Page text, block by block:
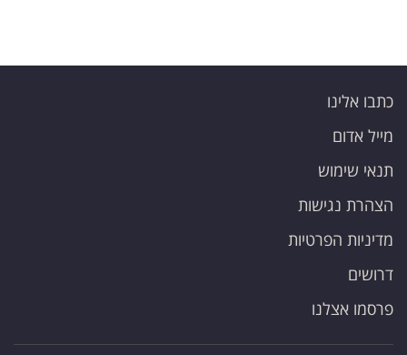
כתבו אלינו
מייל אדום
תנאי שימוש
הצהרת נגישות
מדיניות הפרטיות
דרושים
פרסמו אצלנו